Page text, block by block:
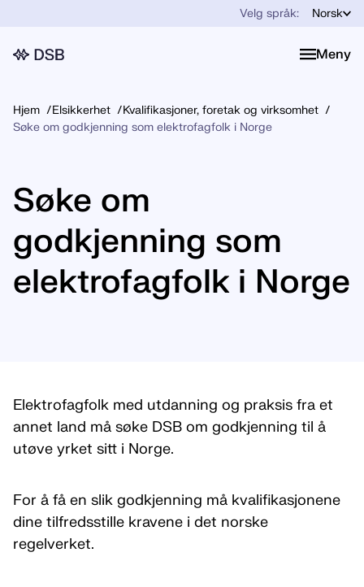
Velg språk: Norsk
Meny
Meny
Hjem Elsikkerhet
Kvalifikasjoner, foretak og virksomhet
Søke om godkjenning som elektrofagfolk i Norge
Søke om
godkjenning som
elektrofagfolk i Norge
Elektrofagfolk med utdanning og praksis fra et
annet land må søke DSB om godkjenning til å
utøve yrket sitt i Norge.
For å få en slik godkjenning må kvalifikasjonene
dine tilfredsstille kravene i det norske
regelverket.